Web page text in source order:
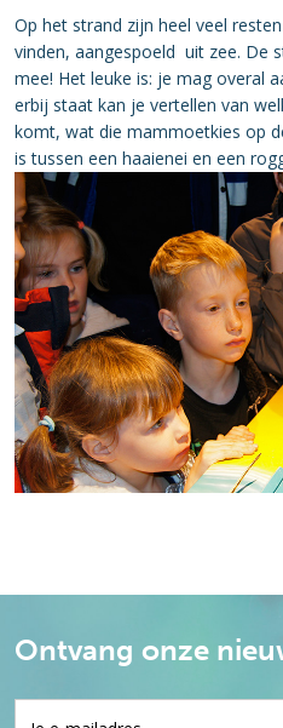
Op het strand zijn heel veel
vinden, aangespoeld uit zee. De
mee! Het leuke is: je mag overal
erbij staat kan je vertellen van
komt, wat die mammoetkies op
is tussen een haaienei en een
Ontvang onze